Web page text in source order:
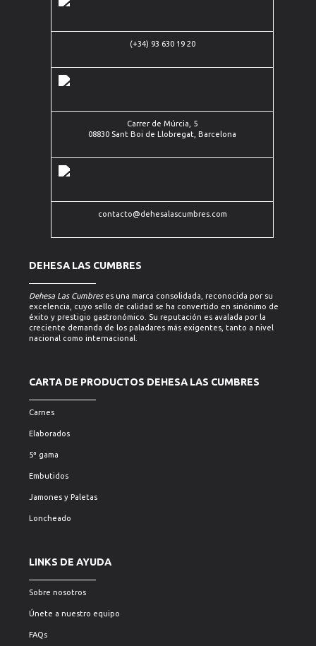
93
630
Carrer de(+34) 93 630 19 20
Carrer de Múrcia, 5
08830 Sant Boi de Llobregat, Barcelona
contacto@dehesalascumbres.com
DEHESA LAS CUMBRES
Dehesa Las Cumbreses una marca consolidada, reconocida por su
excelencia, cuyo sello de calidad se ha convertido en sinónimo de
éxito y prestigio gastronómico. Su reputación es avalada por la
creciente demanda de los paladares más exigentes, tanto a nivel
nacional como internacional.
CARTA DE PRODUCTOS DEHESA LAS CUMBRES
Carnes
Elaborados
5ª gama
Embutidos
Jamones y Paletas
Loncheado
LINKS DE AYUDA
Sobre nosotros
Únete a nuestro equipo
FAQs